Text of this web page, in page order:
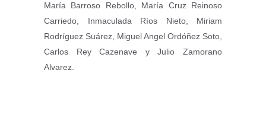
María Barroso Rebollo, María Cruz Reinoso
Carriedo, Inmaculada Ríos Nieto, Miriam
Rodríguez Suárez, Miguel Angel Ordóñez Soto,
Carlos Rey Cazenave y Julio Zamorano
Alvarez.